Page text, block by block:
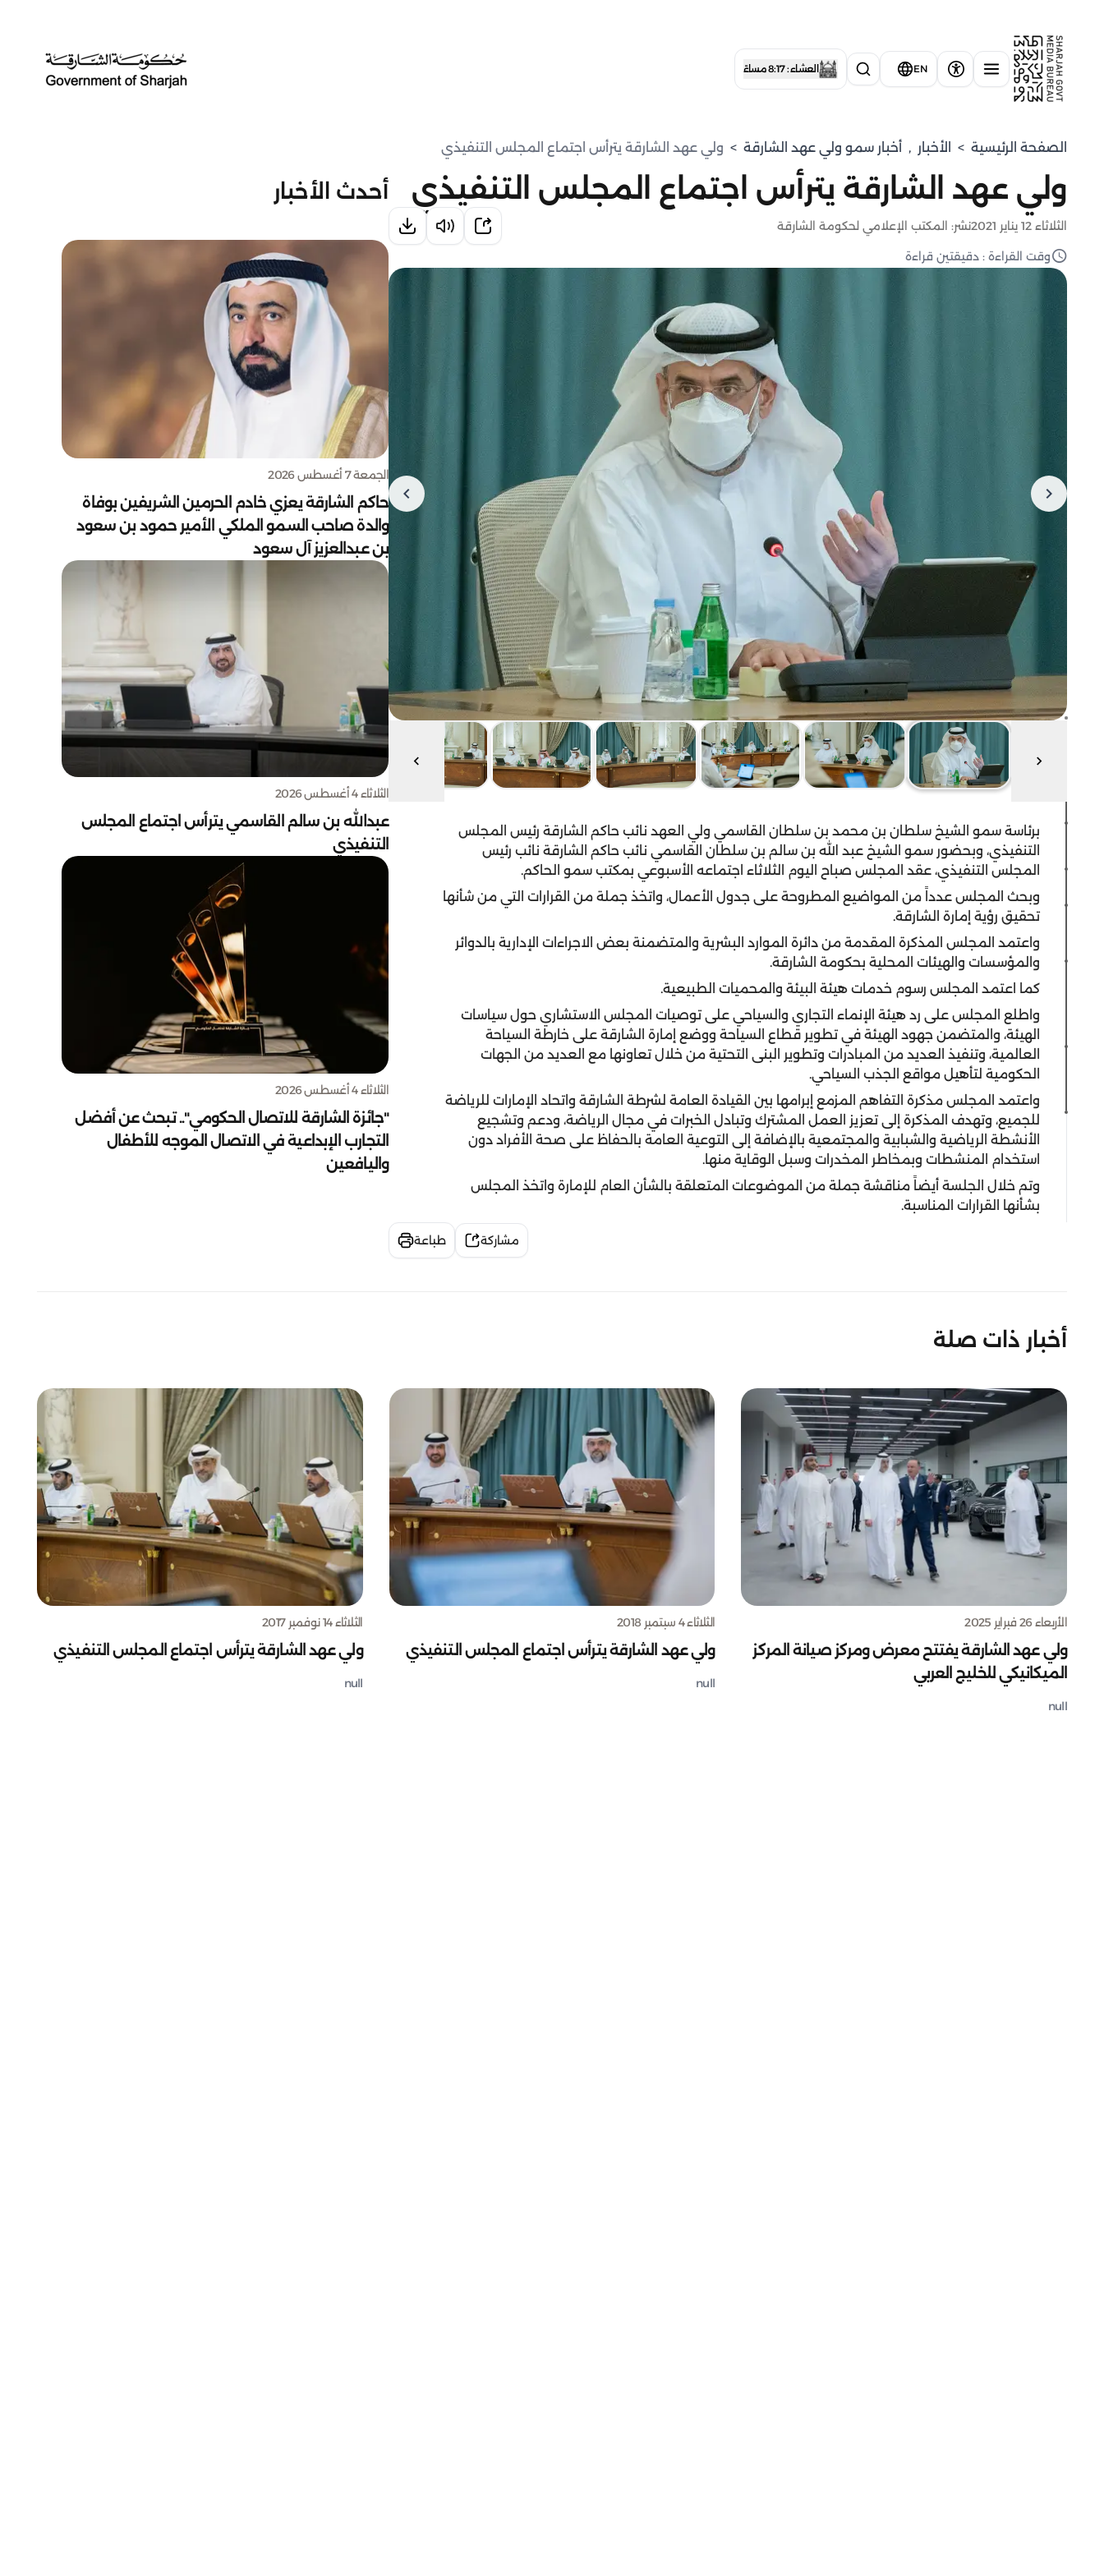
EN العشاء : 8:17 مساءً
الصفحة الرئيسية > الأخبار , ⁠أخبار سمو ولي عهد الشارقة > ولي عهد الشارقة يترأس اجتماع المجلس التنفيذي
ولي عهد الشارقة يترأس اجتماع المجلس التنفيذي
الثلاثاء 12 يناير 2021 نشر: المكتب الإعلامي لحكومة الشارقة
وقت القراءة : دقيقتين قراءة
برئاسة سمو الشيخ سلطان بن محمد بن سلطان القاسمي ولي العهد نائب حاكم الشارقة رئيس المجلس
التنفيذي، وبحضور سمو الشيخ عبد الله بن سالم بن سلطان القاسمي نائب حاكم الشارقة نائب رئيس
المجلس التنفيذي، عقد المجلس صباح اليوم الثلاثاء اجتماعه الأسبوعي بمكتب سمو الحاكم.
وبحث المجلس عدداً من المواضيع المطروحة على جدول الأعمال، واتخذ جملة من القرارات التي من شأنها
تحقيق رؤية إمارة الشارقة.
واعتمد المجلس المذكرة المقدمة من دائرة الموارد البشرية والمتضمنة بعض الاجراءات الإدارية بالدوائر
والمؤسسات والهيئات المحلية بحكومة الشارقة.
كما اعتمد المجلس رسوم خدمات هيئة البيئة والمحميات الطبيعية.
واطلع المجلس على رد هيئة الإنماء التجاري والسياحي على توصيات المجلس الاستشاري حول سياسات
الهيئة، والمتضمن جهود الهيئة في تطوير قطاع السياحة ووضع إمارة الشارقة على خارطة السياحة
العالمية، وتنفيذ العديد من المبادرات وتطوير البنى التحتية من خلال تعاونها مع العديد من الجهات
الحكومية لتأهيل مواقع الجذب السياحي.
واعتمد المجلس مذكرة التفاهم المزمع إبرامها بين القيادة العامة لشرطة الشارقة واتحاد الإمارات للرياضة
للجميع، وتهدف المذكرة إلى تعزيز العمل المشترك وتبادل الخبرات في مجال الرياضة، ودعم وتشجيع
الأنشطة الرياضية والشبابية والمجتمعية بالإضافة إلى التوعية العامة بالحفاظ على صحة الأفراد دون
استخدام المنشطات وبمخاطر المخدرات وسبل الوقاية منها.
وتم خلال الجلسة أيضاً مناقشة جملة من الموضوعات المتعلقة بالشأن العام للإمارة واتخذ المجلس
بشأنها القرارات المناسبة.
مشاركة طباعة
أحدث الأخبار
الجمعة 7 أغسطس 2026
حاكم الشارقة يعزي خادم الحرمين الشريفين بوفاة
والدة صاحب السمو الملكي الأمير حمود بن سعود
بن عبدالعزيز آل سعود
الثلاثاء 4 أغسطس 2026
عبدالله بن سالم القاسمي يترأس اجتماع المجلس
التنفيذي
الثلاثاء 4 أغسطس 2026
"جائزة الشارقة للاتصال الحكومي".. تبحث عن أفضل
التجارب الإبداعية في الاتصال الموجه للأطفال
واليافعين
أخبار ذات صلة
الأربعاء 26 فبراير 2025
ولي عهد الشارقة يفتتح معرض ومركز صيانة المركز
الميكانيكي للخليج العربي
null
الثلاثاء 4 سبتمبر 2018
ولي عهد الشارقة يترأس اجتماع المجلس التنفيذي
null
الثلاثاء 14 نوفمبر 2017
ولي عهد الشارقة يترأس اجتماع المجلس التنفيذي
null